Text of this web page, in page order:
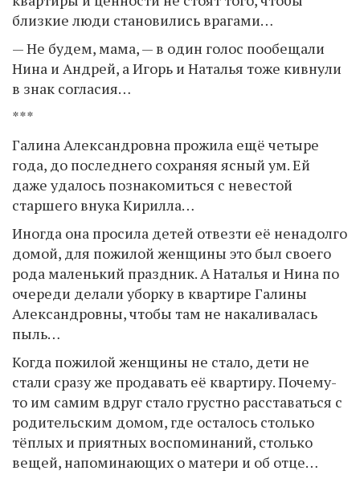
близкие люди становились врагами…
— Не будем, мама, — в один голос пообещали
Нина и Андрей, а Игорь и Наталья тоже кивнули
в знак согласия…
***
Галина Александровна прожила ещё четыре
года, до последнего сохраняя ясный ум. Ей
даже удалось познакомиться с невестой
старшего внука Кирилла…
Иногда она просила детей отвезти её ненадолго
домой, для пожилой женщины это был своего
рода маленький праздник. А Наталья и Нина по
очереди делали уборку в квартире Галины
Александровны, чтобы там не накаливалась
пыль…
Когда пожилой женщины не стало, дети не
стали сразу же продавать её квартиру. Почему-
то им самим вдруг стало грустно расставаться с
родительским домом, где осталось столько
тёплых и приятных воспоминаний, столько
вещей, напоминающих о матери и об отце…